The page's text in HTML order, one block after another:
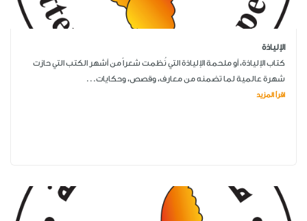
الإلياذة
كتاب الإلياذة، أو ملحمة الإلياذة التي نُظمت شعراً من أشهر الكتب التي حازت
شهرة عالمية لما تضمنه من معارف، وقصص، وحكايات...
اقرأ المزيد